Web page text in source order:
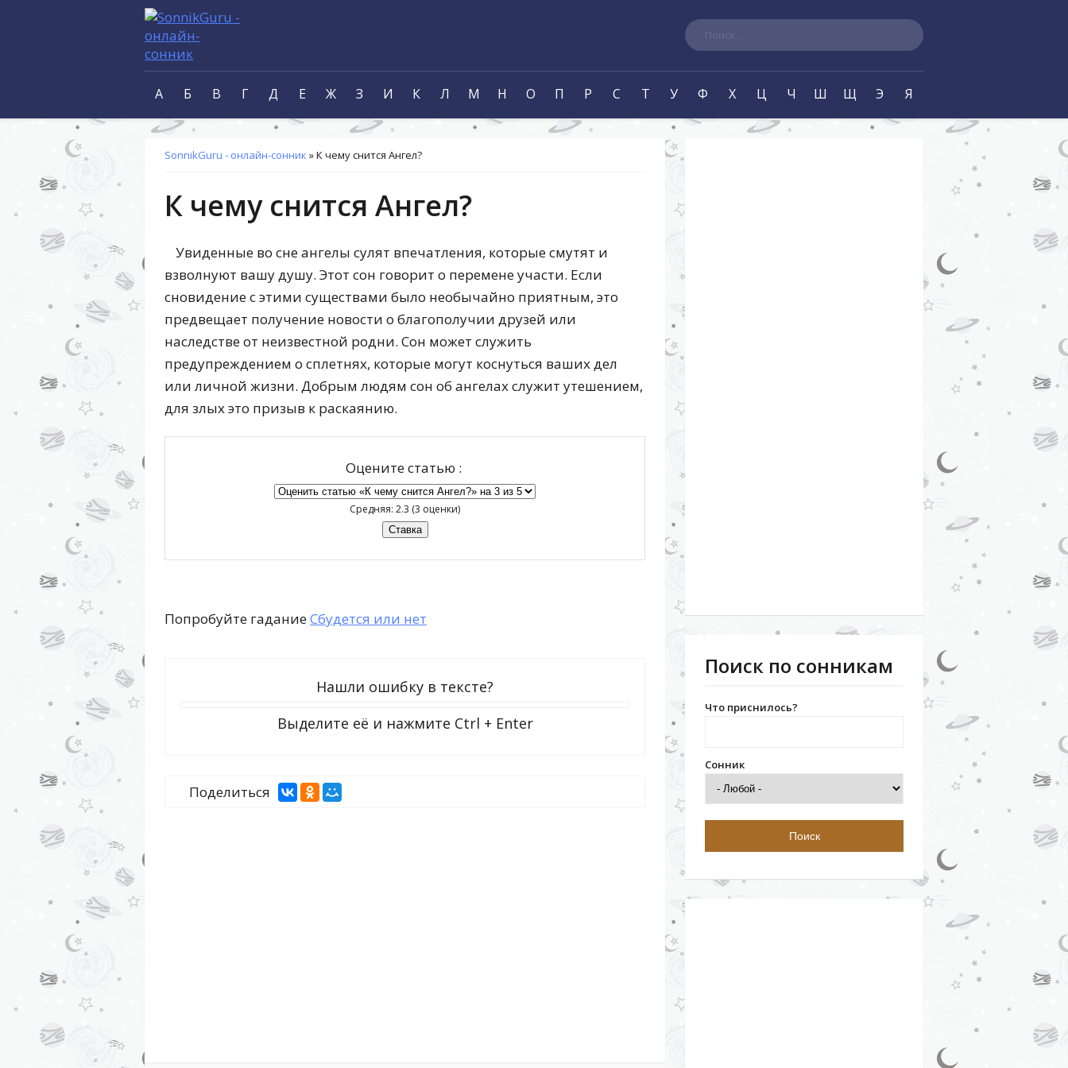
Поиск
А Б В Г Д Е Ж З И К Л М Н О П Р С Т У Ф Х Ц Ч Ш Щ Э Я
SonnikGuru - онлайн-сонник »К чему снится Ангел?
К чему снится Ангел?
Увиденные во сне ангелы сулят впечатления, которые смутят и
взволнуют вашу душу. Этот сон говорит о перемене участи. Если
сновидение с этими существами было необычайно приятным, это
предвещает получение новости о благополучии друзей или
наследстве от неизвестной родни. Сон может служить
предупреждением о сплетнях, которые могут коснуться ваших дел
или личной жизни. Добрым людям сон об ангелах служит утешением,
для злых это призыв к раскаянию.
Оцените статью :
Средняя: 2.3 (3 оценки)
Попробуйте гаданиеСбудется или нет
Нашли ошибку в тексте?
Выделите её и нажмите Ctrl + Enter
Поделиться
Поиск по сонникам
Что приснилось?
Сонник